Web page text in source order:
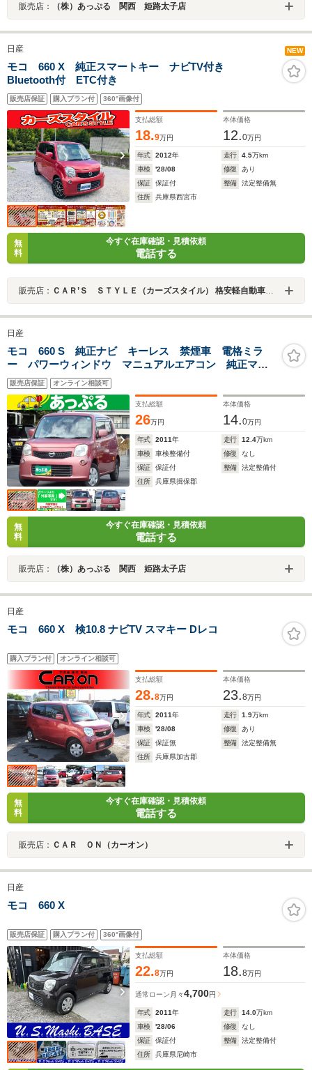
販売店： （株）あっぷる 関西 姫路太子店
日産 NEW
モコ 660 X 純正スマートキー ナビTV付き
Bluetooth付 ETC付き
販売店保証 購入プラン付 360°画像付
支払総額
18.9万円
本体価格
12.0万円
年式 2012年 走行 4.5万km
車検
'28/08 修復
あり
保証
保証付 整備
法定整備無
住所
兵庫県西宮市
無
料
今すぐ在庫確認・見積依頼
電話する
販売店： ＣＡＲ’Ｓ ＳＴＹＬＥ（カーズスタイル） 格安軽自動車専門店
日産
モコ 660 S 純正ナビ キーレス 禁煙車 電格ミラ
ー パワーウィンドウ マニュアルエアコン 純正マッ
ト・バイザー
販売店保証 オンライン相談可
支払総額
26万円
本体価格
14.0万円
年式 2011年 走行 12.4万km
車検
車検整備付 修復
なし
保証
保証付 整備
法定整備付
住所
兵庫県揖保郡
無
料
今すぐ在庫確認・見積依頼
電話する
販売店： （株）あっぷる 関西 姫路太子店
日産
モコ 660 X 検10.8 ナビTV スマキー Dレコ
購入プラン付 オンライン相談可
支払総額
28.8万円
本体価格
23.8万円
年式 2011年 走行 1.9万km
車検
'28/08 修復
あり
保証
保証無 整備
法定整備無
住所
兵庫県加古郡
無
料
今すぐ在庫確認・見積依頼
電話する
販売店： ＣＡＲ ＯＮ（カーオン）
日産
モコ 660 X
販売店保証 購入プラン付 360°画像付
支払総額
22.8万円
本体価格
18.8万円
通常ローン 月々4,700円
年式 2011年 走行 14.0万km
車検
'28/06 修復
なし
保証
保証付 整備
法定整備付
住所
兵庫県尼崎市